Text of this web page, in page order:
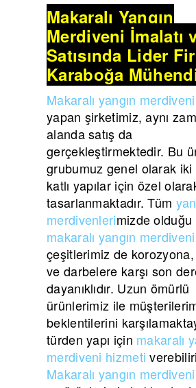
Makaralı Yangın
Merdiveni İmalatı
Satışında Lider
Karaboğa
Makaralı yangın
yapan şirketimiz, aynı
alanda satış da
gerçekleştirmektedir. Bu
grubumuz genel olarak
katlı yapılar için özel
tasarlanmaktadır. Tüm
merdivenlerimizde olduğu
makaralı yangın merdiveni
çeşitlerimiz de korozyona,
ve darbelere karşı son
dayanıklıdır. Uzun ömürlü
ürünlerimiz ile
beklentilerini
türden yapı için makaralı
merdiveni hizmeti
Makaralı yangın